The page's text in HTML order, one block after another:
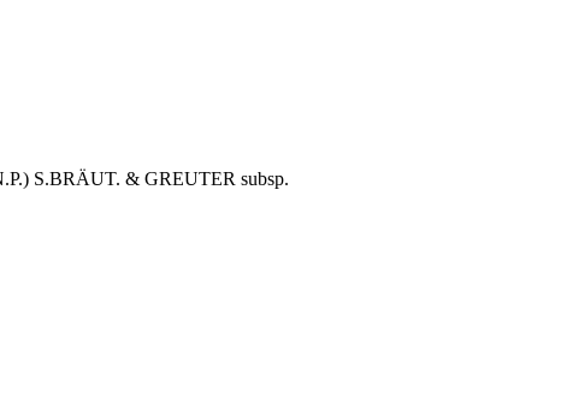
S.BRÄUT. & GREUTER subsp.